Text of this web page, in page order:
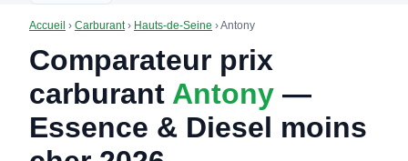
Accueil › Carburant› Hauts-de-Seine ›Antony
Comparateur prix
carburant Antony —
Essence & Diesel moins